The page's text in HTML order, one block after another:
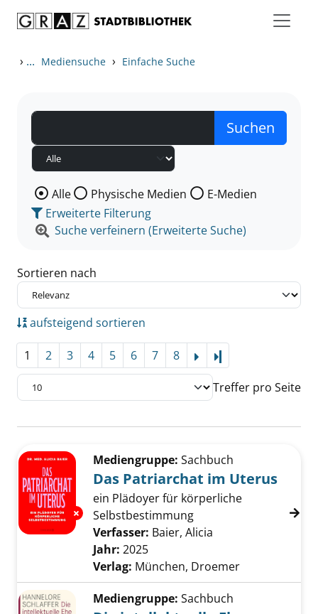
› ... Mediensuche › Einfache Suche
Wählen Sie die Medienart nach der Sie suchen wollen.
Alle Physische Medien
E-Medien
Erweiterte Filterung
Suche verfeinern (Erweiterte Suche)
Sortieren nach
aufsteigend sortieren
1 2 3 4 5 6 7 8
Treffer pro Seite
Zu den Suchfiltern springen
Exemplar-Details von Das Patriarchat im
Mediengruppe: Sachbuch
Das Patriarchat im Uterus
ein Plädoyer für körperliche
Selbstbestimmung
Verfasser: Baier, Alicia
Jahr: 2025
Verlag: München, Droemer
Mediengruppe: Sachbuch